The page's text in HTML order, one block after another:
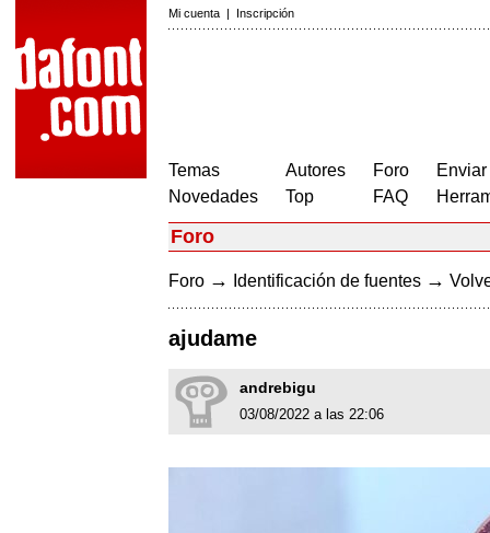
Mi cuenta | Inscripción
Temas
Novedades
Autores
Top
Foro
FAQ
Foro
Foro → Identificación de fuentes →
ajudame
andrebigu
03/08/2022 a las 22:06